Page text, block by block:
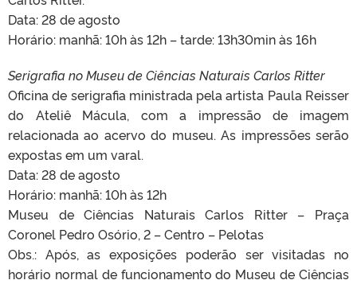
Data: 28 de agosto
Horário: manhã: 10h às 12h – tarde: 13h30min às 16h
Serigrafia no Museu de Ciências Naturais Carlos Ritter
Oficina de serigrafia ministrada pela artista Paula Reisser
do Ateliê Mácula, com a impressão de imagem
relacionada ao acervo do museu. As impressões serão
expostas em um varal.
Data: 28 de agosto
Horário: manhã: 10h às 12h
Museu de Ciências Naturais Carlos Ritter – Praça
Coronel Pedro Osório, 2 – Centro – Pelotas
Obs.: Após, as exposições poderão ser visitadas no
horário normal de funcionamento do Museu de Ciências